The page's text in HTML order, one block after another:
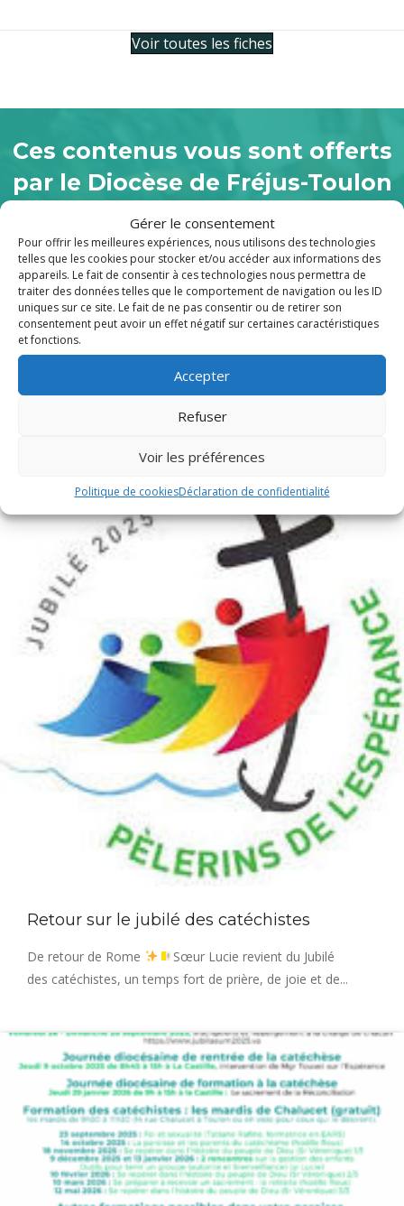
Gérer le consentement
Pour offrir les meilleures expériences, nous utilisons des technologies
telles que les cookies pour stocker et/ou accéder aux informations des
appareils. Le fait de consentir à ces technologies nous permettra de
traiter des données telles que le comportement de navigation ou les ID
uniques sur ce site. Le fait de ne pas consentir ou de retirer son
consentement peut avoir un effet négatif sur certaines caractéristiques
et fonctions.
Accepter
Refuser
Voir les préférences
Politique de cookiesDéclaration de confidentialité
Voir toutes les fiches
Ces contenus vous sont offerts
par le Diocèse de Fréjus-Toulon
Vous aussi, faites grandir l’Église. Donnez
au Denier.
Je soutiens
Retour sur le jubilé des catéchistes
De retour de Rome
Sœur Lucie revient du Jubilé
des catéchistes, un temps fort de prière, de joie et de...